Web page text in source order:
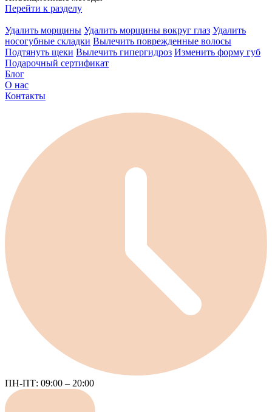
Перейти к разделу
Удалить морщины Удалить морщины вокруг глаз Удалить
носогубные складки Вылечить поврежденные волосы
Подтянуть щеки Вылечить гипергидроз Изменить форму губ
Подарочный сертификат
Блог
О нас
Контакты
ПН-ПТ: 09:00 – 20:00